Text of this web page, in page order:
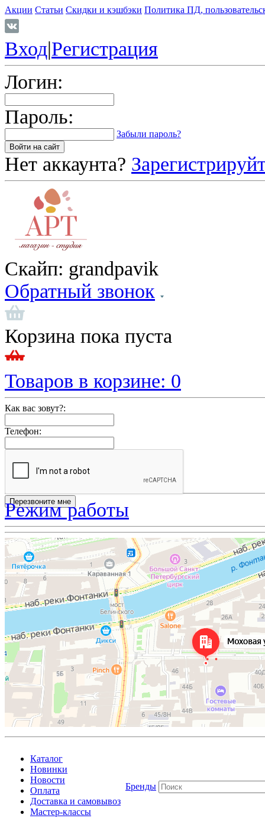
Акции Статьи Скидки и кэшбэки Политика ПД,
Вход|Регистрация
Логин:
Пароль:
Забыли пароль?
Нет аккаунта?
Скайп: grandpavik
Обратный звонок
Корзина пока пуста
Товаров в корзине: 0
Как вас зовут?:
Телефон:
Режим работы
Каталог
Новинки
Новости
Оплата
Доставка и самовывоз
Мастер-классы
Бренды